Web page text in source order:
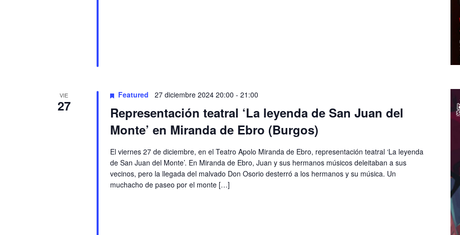
VIE
27
Featured 27 diciembre 2024 20:00 - 21:00
Representación teatral ‘La leyenda de San Juan del
Monte’ en Miranda de Ebro (Burgos)
El viernes 27 de diciembre, en el Teatro Apolo Miranda de Ebro, representación teatral ‘La leyenda
de San Juan del Monte’. En Miranda de Ebro, Juan y sus hermanos músicos deleitaban a sus
vecinos, pero la llegada del malvado Don Osorio desterró a los hermanos y su música. Un
muchacho de paseo por el monte […]